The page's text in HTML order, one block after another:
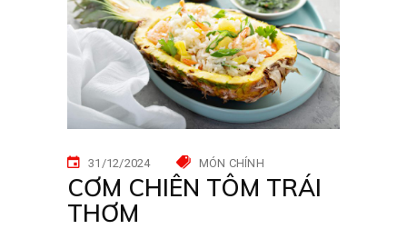
31/12/2024 MÓN CHÍNH
CƠM CHIÊN TÔM TRÁI
THƠM